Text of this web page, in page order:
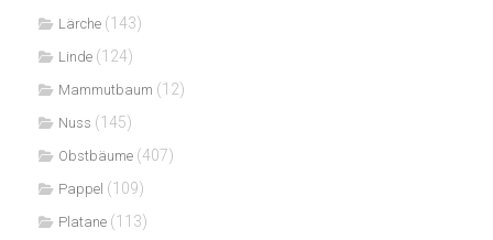
Lärche (143)
Linde (124)
Mammutbaum (12)
Nuss (145)
Obstbäume (407)
Pappel (109)
Platane (113)